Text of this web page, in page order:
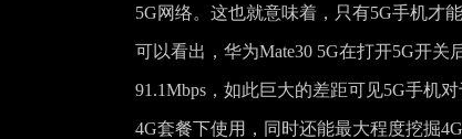
5G网络。这也就意味着，只有5G手机才
可以看出，华为Mate30 5G在打开5G开关
91.1Mbps，如此巨大的差距可见5G手机
4G套餐下使用，同时还能最大程度挖掘